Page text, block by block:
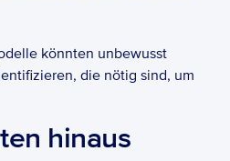
könnten unbewusst
die nötig sind, um
hinaus